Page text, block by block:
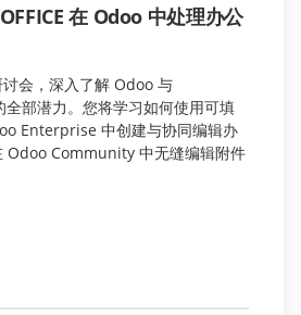
在 Odoo 中处理办公
会，深入了解 Odoo 与
全部潜力。您将学习如何使用可填
Enterprise 中创建与协同编辑办
Odoo Community 中无缝编辑附件